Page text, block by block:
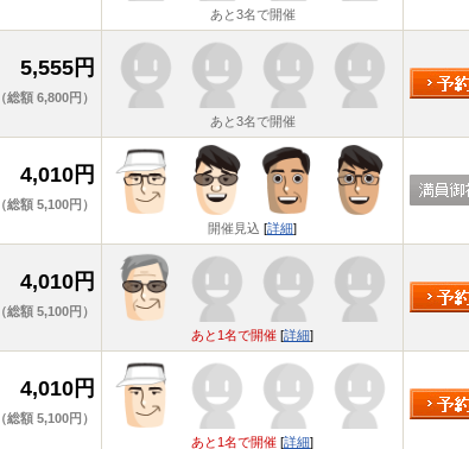
あと3名で開催
5,555円
（総額 6,800円）
あと3名で開催
4,010円
（総額 5,100円）
開催見込 [詳細]
4,010円
（総額 5,100円）
あと1名で開催 [詳細]
4,010円
（総額 5,100円）
あと1名で開催 [詳細]